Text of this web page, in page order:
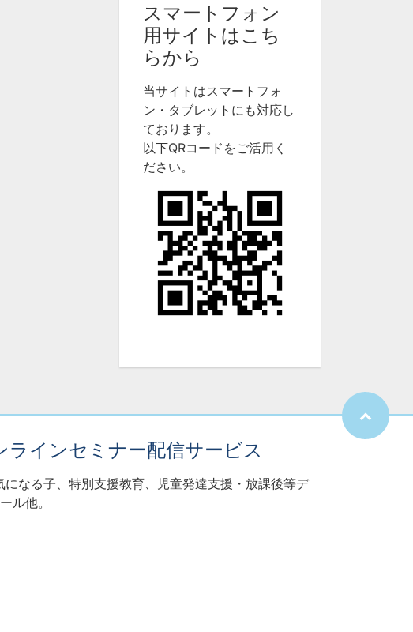
スマートフォン
用サイトはこち
らから
当サイトはスマートフォ
ン・タブレットにも対応し
ております。
以下QRコードをご活用く
ださい。
ラインセミナー配信サービス
なる子、特別支援教育、児童発達支援・放課後等デ
ル他。